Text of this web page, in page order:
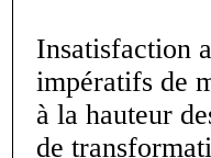
Insatisfaction
impératifs de
à la hauteur
de